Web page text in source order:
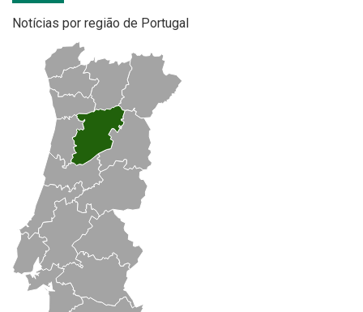
Notícias por região de Portugal